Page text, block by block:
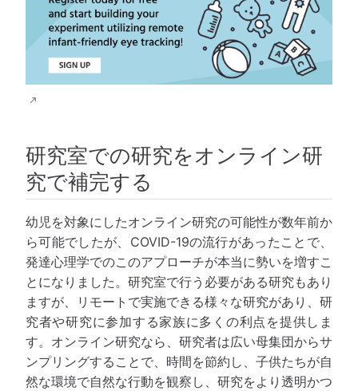
研究室での研究をオンライン研
究で補完する
幼児を対象にしたオンライン研究の可能性が数年前か
ら可能でしたが、COVID-19の流行があったことで、
発達心理学でのこのアプローチが本当に勢いを増すこ
とになりました。研究室で行う必要がある研究もあり
ますが、リモートで実施できる様々な研究があり、研
究者や研究に参加する家族に多くの利点を提供しま
す。オンライン研究なら、研究者は広い母集団からサ
ンプリングすることで、時間を節約し、子供たちが自
然な環境で自然な行動を観察し、研究をより透明かつ